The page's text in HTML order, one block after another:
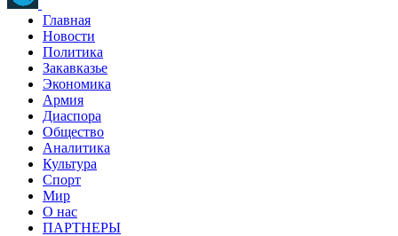
Главная
Новости
Политика
Закавказье
Экономика
Армия
Диаспора
Общество
Аналитика
Культура
Спорт
Мир
О нас
ПАРТНЕРЫ